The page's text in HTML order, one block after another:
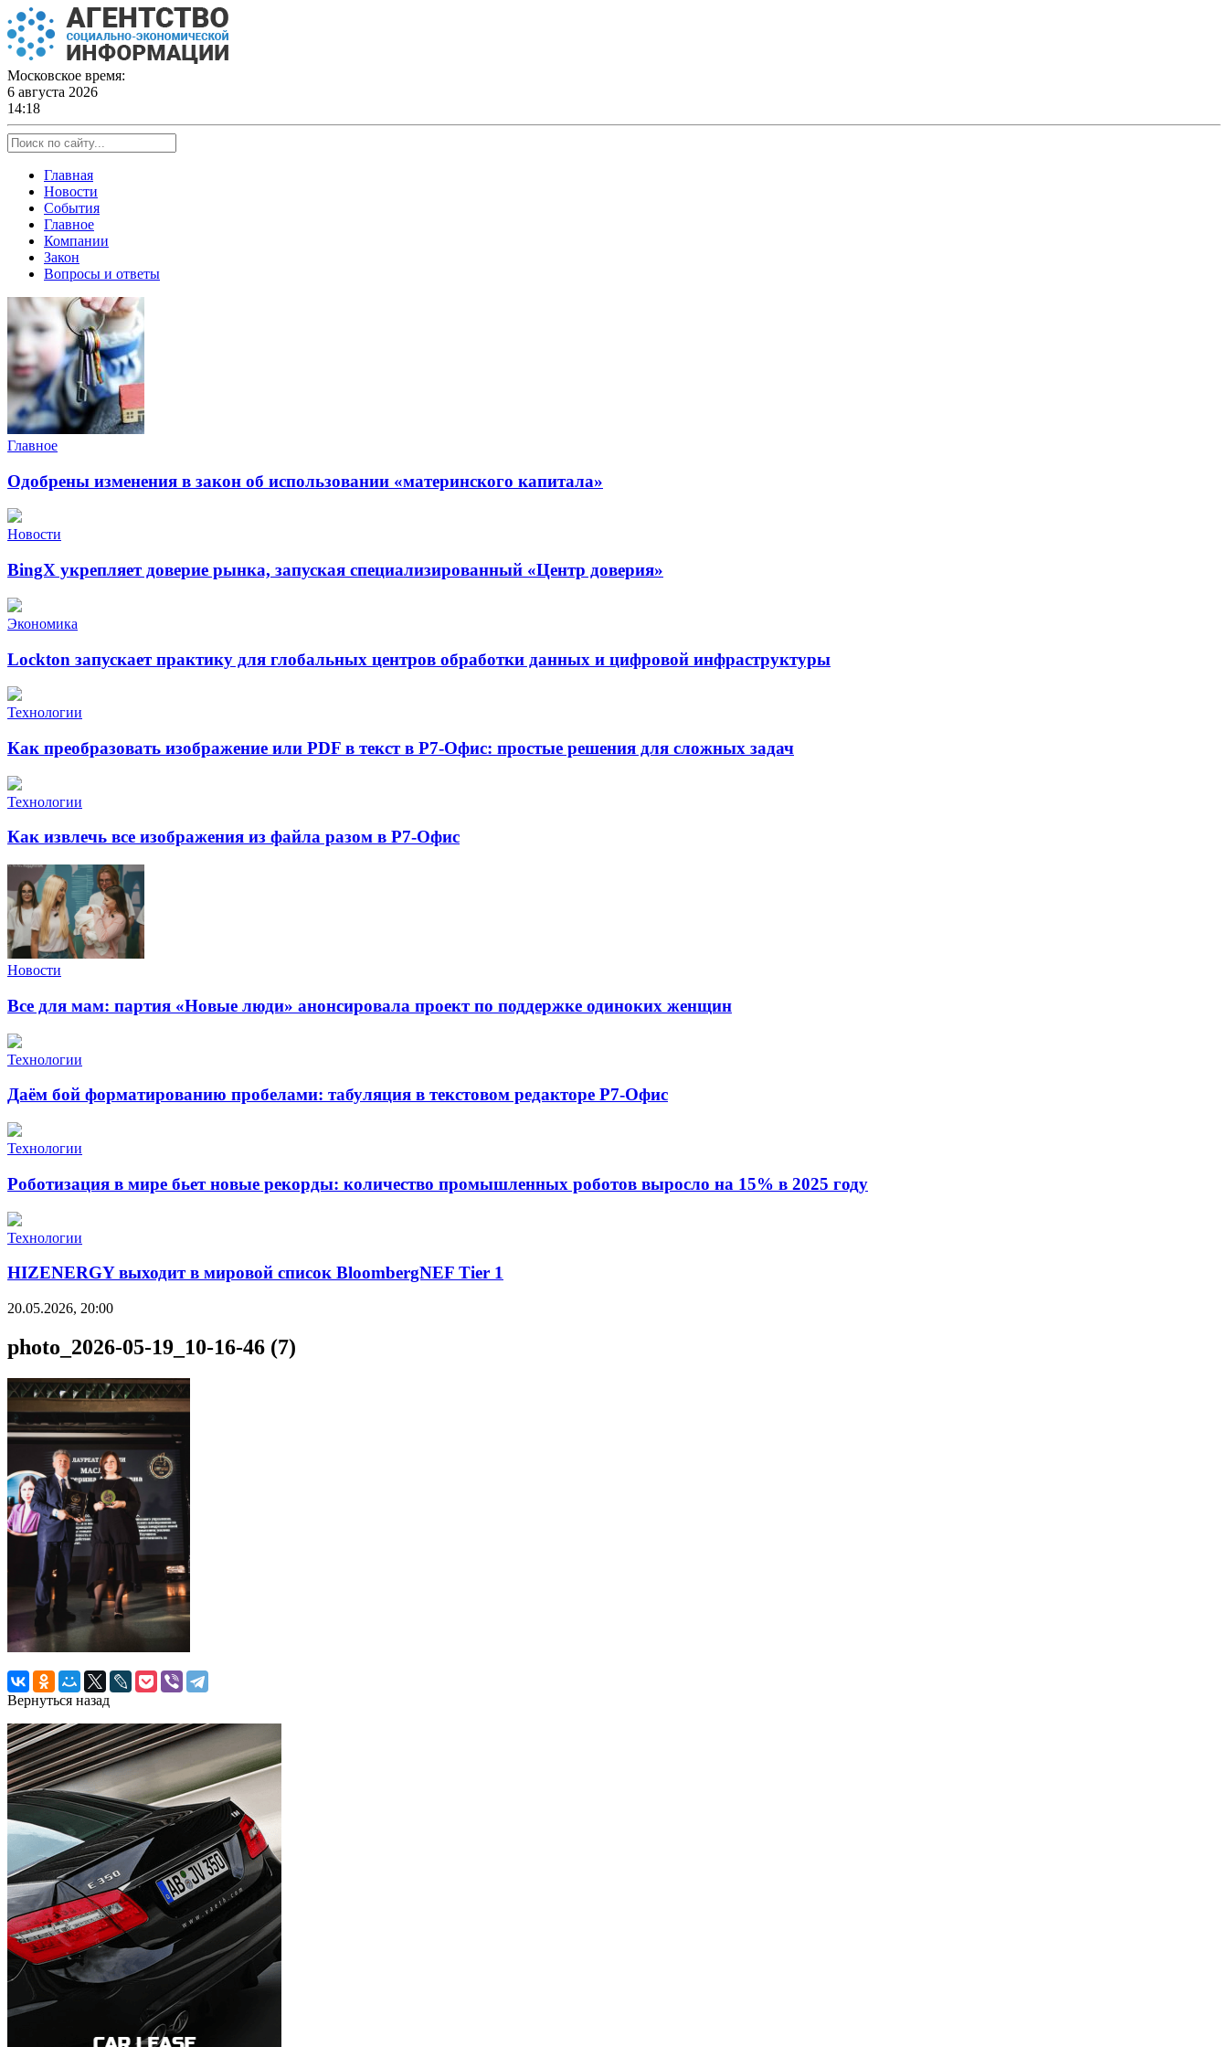
Skip
to
content
Московское время:
6 августа 2026
14:18
Главная
Новости
События
Главное
Компании
Закон
Вопросы и ответы
Главное
Одобрены изменения в закон об использовании «материнского капитала»
Новости
BingX укрепляет доверие рынка, запуская специализированный «Центр доверия»
Экономика
Lockton запускает практику для глобальных центров обработки данных и цифровой инфраструктуры
Технологии
Как преобразовать изображение или PDF в текст в Р7-Офис: простые решения для сложных задач
Технологии
Как извлечь все изображения из файла разом в Р7-Офис
Новости
Все для мам: партия «Новые люди» анонсировала проект по поддержке одиноких женщин
Технологии
Даём бой форматированию пробелами: табуляция в текстовом редакторе Р7-Офис
Технологии
Роботизация в мире бьет новые рекорды: количество промышленных роботов выросло на 15% в 2025 году
Технологии
HIZENERGY выходит в мировой список BloombergNEF Tier 1
20.05.2026, 20:00
photo_2026-05-19_10-16-46 (7)
Вернуться назад